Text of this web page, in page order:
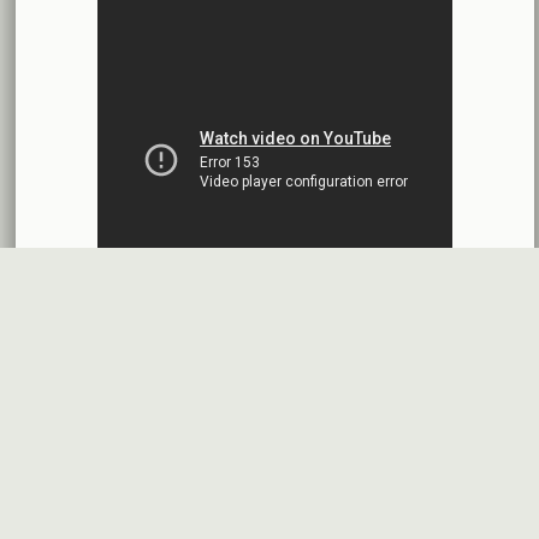
البيانات المالية النهائية عن العام 2025